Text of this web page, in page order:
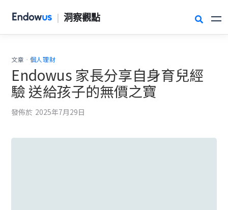
| 洞察觀點 
文章 . 個人理財
Endowus 家長分享自身育兒經
驗 送給孩子的無價之寶
發佈於 2025年7月29日